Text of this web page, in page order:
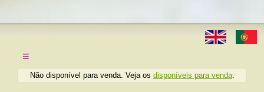
≡
Não disponível para venda. Veja os disponíveis para venda.